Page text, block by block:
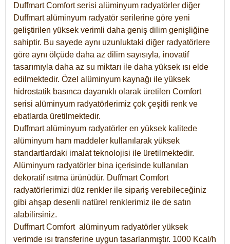
Duffmart Comfort serisi alüminyum radyatörler diğer
Duffmart alüminyum radyatör serilerine göre yeni
geliştirilen yüksek verimli daha geniş dilim genişliğine
sahiptir. Bu sayede aynı uzunluktaki diğer radyatörlere
göre aynı ölçüde daha az dilim sayısıyla, inovatif
tasarımıyla daha az su miktarı ile daha yüksek ısı elde
edilmektedir. Özel alüminyum kaynağı ile yüksek
hidrostatik basınca dayanıklı olarak üretilen Comfort
serisi alüminyum radyatörlerimiz çok çeşitli renk ve
ebatlarda üretilmektedir.
Duffmart alüminyum radyatörler en yüksek kalitede
alüminyum ham maddeler kullanılarak yüksek
standartlardaki imalat teknolojisi ile üretilmektedir.
Alüminyum radyatörler bina içerisinde kullanılan
dekoratif ısıtma ürünüdür. Duffmart Comfort
radyatörlerimizi düz renkler ile sipariş verebileceğiniz
gibi ahşap desenli natürel renklerimiz ile de satın
alabilirsiniz.
Duffmart Comfort alüminyum radyatörler yüksek
verimde ısı transferine uygun tasarlanmıştır. 1000 Kcal/h